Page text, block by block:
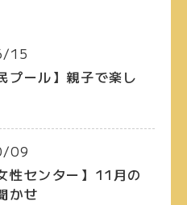
15
プール】親子で楽し
09
性センター】11月の
かせ